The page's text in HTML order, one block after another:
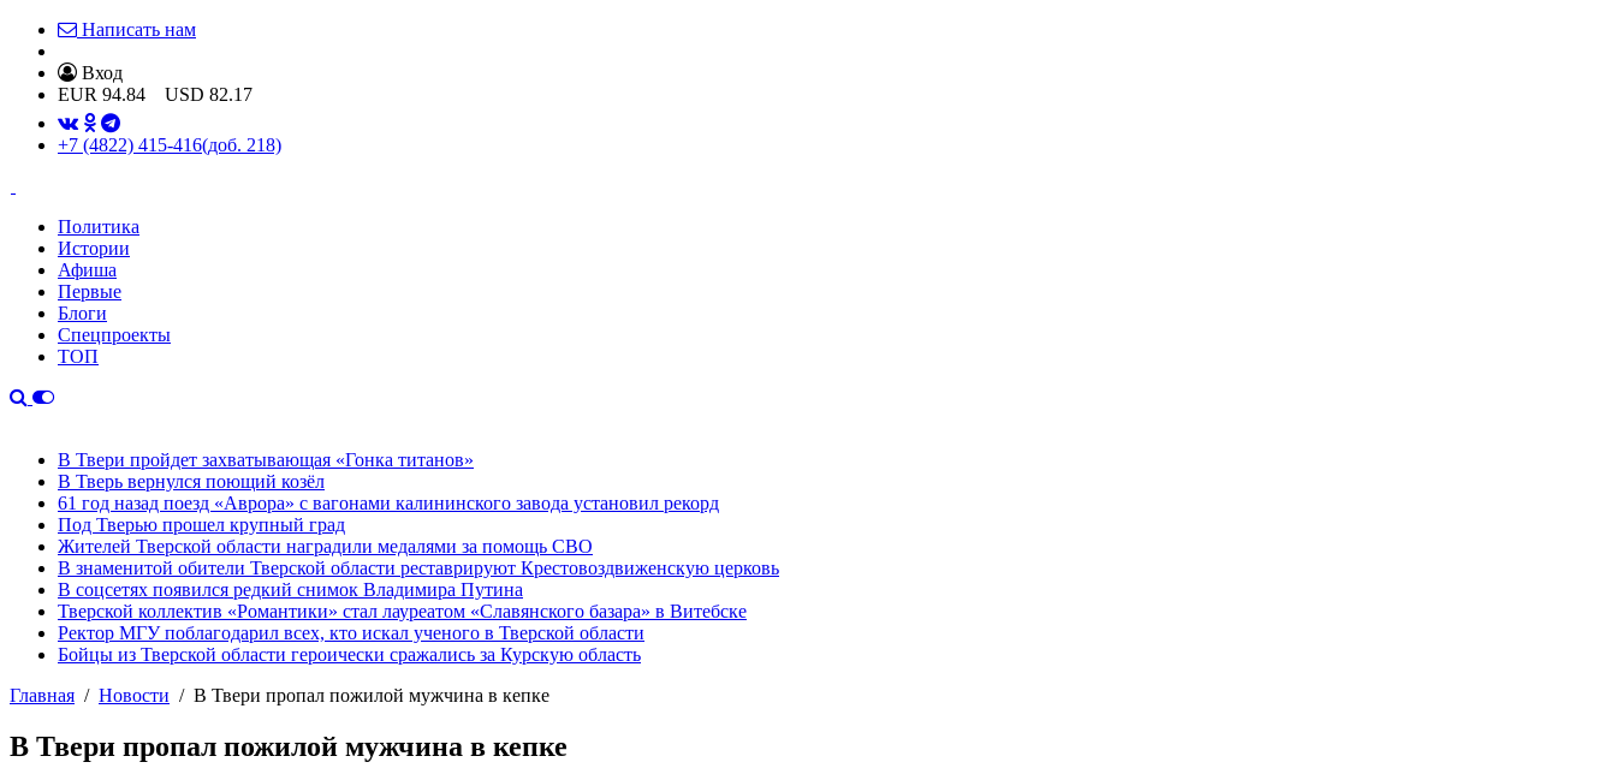
Написать нам
Вход
EUR 94.84 USD 82.17
+7 (4822) 415-416(доб. 218)
Политика
Истории
Афиша
Первые
Блоги
Спецпроекты
ТОП
В Твери пройдет захватывающая «Гонка титанов»
В Тверь вернулся поющий козёл
61 год назад поезд «Аврора» с вагонами калининского завода установил рекорд
Под Тверью прошел крупный град
Жителей Тверской области наградили медалями за помощь СВО
В знаменитой обители Тверской области реставрируют Крестовоздвиженскую церковь
В соцсетях появился редкий снимок Владимира Путина
Тверской коллектив «Романтики» стал лауреатом «Славянского базара» в Витебске
Ректор МГУ поблагодарил всех, кто искал ученого в Тверской области
Бойцы из Тверской области героически сражались за Курскую область
Главная
Новости В Твери пропал пожилой мужчина в кепке
В Твери пропал пожилой мужчина в кепке